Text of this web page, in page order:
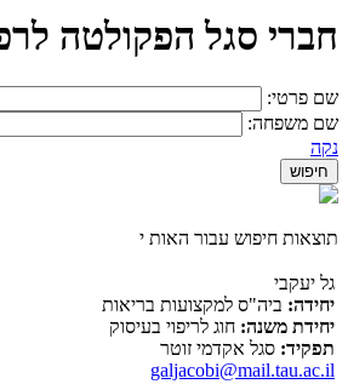
חברי סגל הפקולטה
שם פרטי:
שם משפחה:
נקה
תוצאות חיפוש עבור האות י
גל יעקבי
יחידה: ביה"ס למקצועות בריאות
יחידת משנה: חוג לריפוי בעיסוק
תפקיד: סגל אקדמי זוטר
galjacobi@mail.tau.ac.il